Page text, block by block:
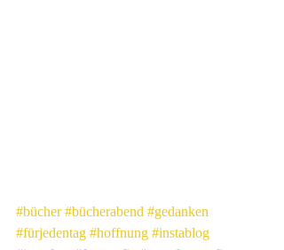
#bücher #bücherabend #gedanken
#fürjedentag #hoffnung #instablog